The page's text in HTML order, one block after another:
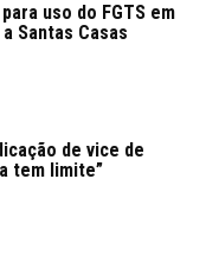
uso do FGTS em
Santas Casas
de vice de
tem limite”